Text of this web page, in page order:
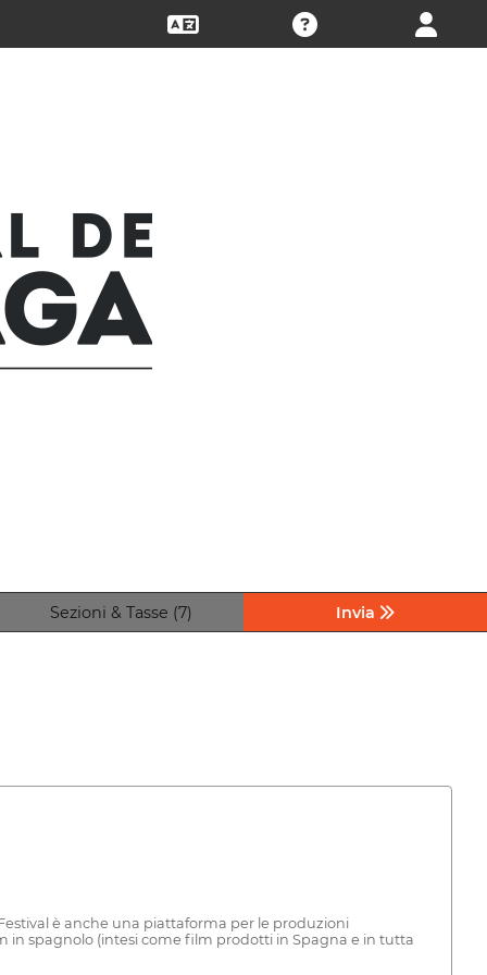
Sezioni & Tasse (7) Invia
è anche una piattaforma per le produzioni
in spagnolo (intesi come film prodotti in Spagna e in tutta